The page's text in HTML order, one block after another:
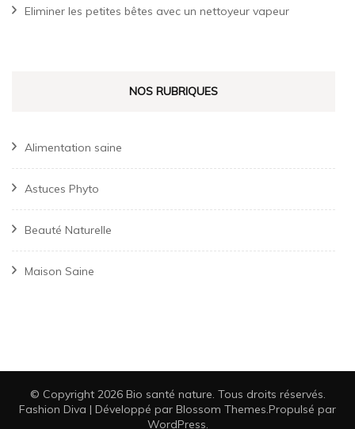
Eliminer les petites bêtes avec un nettoyeur vapeur
NOS RUBRIQUES
Alimentation saine
Astuces Phyto
Beauté Naturelle
Maison Saine
© Copyright 2026 Bio santé nature. Tous droits réservés.
Fashion Diva | Développé par Blossom Themes.Propulsé par
WordPress.